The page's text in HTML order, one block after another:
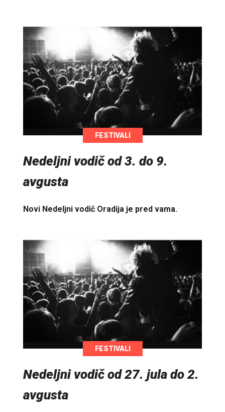
FESTIVALI
Nedeljni vodič od 3. do 9.
avgusta
Novi Nedeljni vodič Oradija je pred vama.
FESTIVALI
Nedeljni vodič od 27. jula do 2.
avgusta